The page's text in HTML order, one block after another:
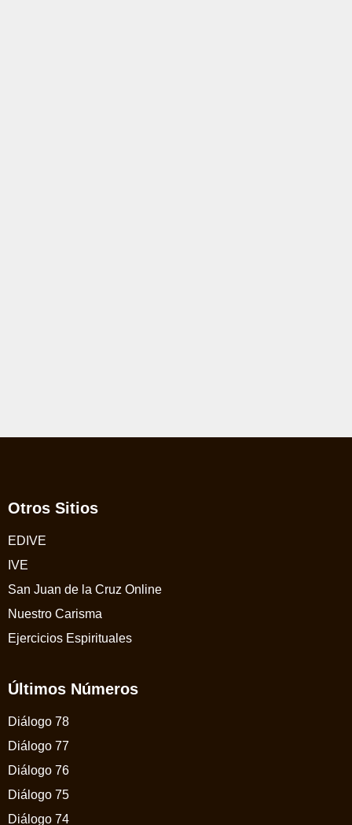
Otros Sitios
EDIVE
IVE
San Juan de la Cruz Online
Nuestro Carisma
Ejercicios Espirituales
Últimos Números
Diálogo 78
Diálogo 77
Diálogo 76
Diálogo 75
Diálogo 74